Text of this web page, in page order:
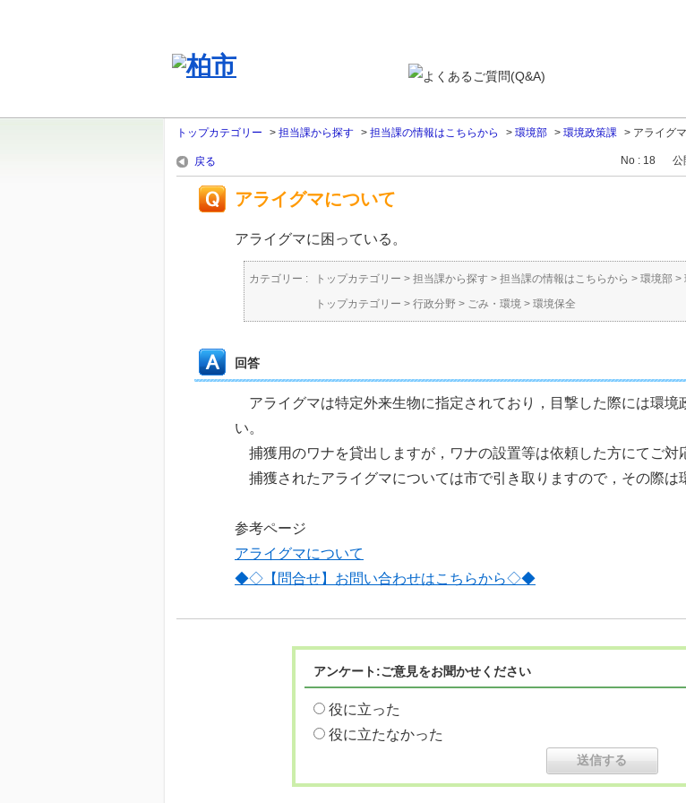
トップカテゴリー > 担当課から探す > 担当課の情報はこちらから > 環境部 > 環境政策課 > アライグ
戻る No : 18 公
アライグマについて
アライグマに困っている。
カテゴリー : トップカテゴリー > 担当課から探す > 担当課の情報はこちらから > 環境部 >
トップカテゴリー > 行政分野 > ごみ・環境 > 環境保全
回答
アライグマは特定外来生物に指定されており，目撃した際には環境
い。
捕獲用のワナを貸出しますが，ワナの設置等は依頼した方にてご対
捕獲されたアライグマについては市で引き取りますので，その際は
参考ページ
アライグマについて
◆◇【問合せ】お問い合わせはこちらから◇◆
アンケート:ご意見をお聞かせください
役に立った
役に立たなかった